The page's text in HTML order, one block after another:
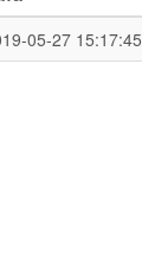
05-27 15:17:45